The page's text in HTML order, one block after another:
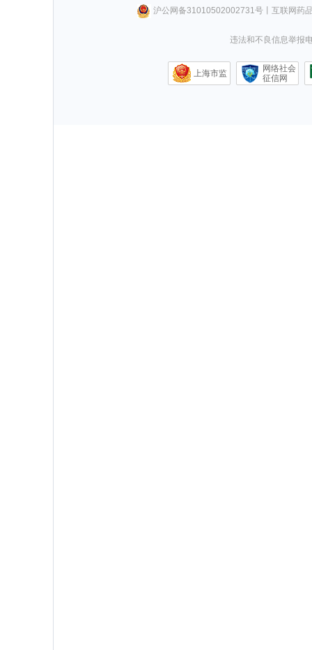
沪公网备31010502002731号丨 互联网药
违法和不良信息举报
上海市监
网络社会
征信网